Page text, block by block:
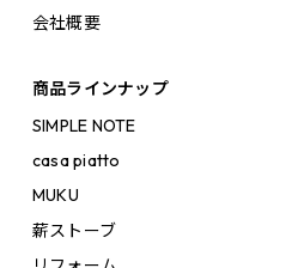
会社概要
商品ラインナップ
SIMPLE NOTE
casa piatto
MUKU
薪ストーブ